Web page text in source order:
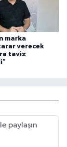
marka
verecek
taviz